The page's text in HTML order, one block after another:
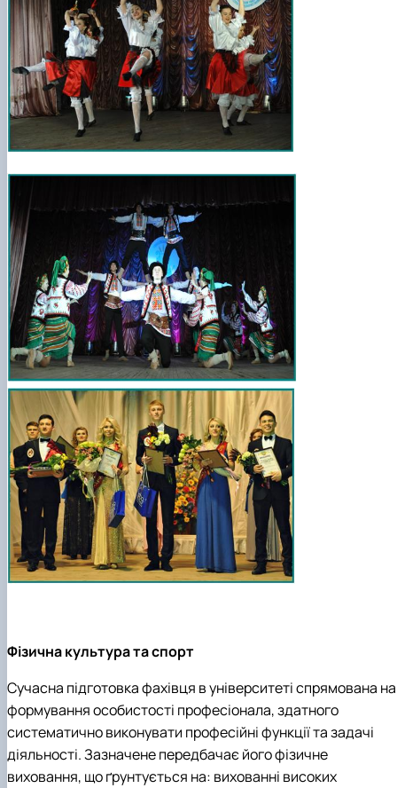
Фізична культура та спорт
Сучасна підготовка фахівця в університеті спрямована на
формування особистості професіонала, здатного
систематично виконувати професійні функції та задачі
діяльності. Зазначене передбачає його фізичне
виховання, що ґрунтується на: вихованні високих